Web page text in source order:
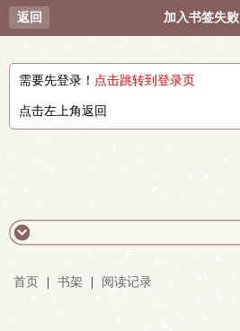
返回 加入书签失败
需要先登录！ 点击跳转到登录页
点击左上角返回
首页 书架 阅读记录